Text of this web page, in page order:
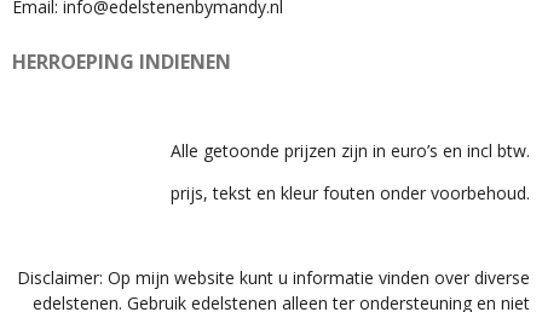
Email: info@edelstenenbymandy.nl
HERROEPING INDIENEN
Alle getoonde prijzen zijn in euro’s en incl btw.
prijs, tekst en kleur fouten onder voorbehoud.
Disclaimer: Op mijn website kunt u informatie vinden over diverse
edelstenen. Gebruik edelstenen alleen ter ondersteuning en niet